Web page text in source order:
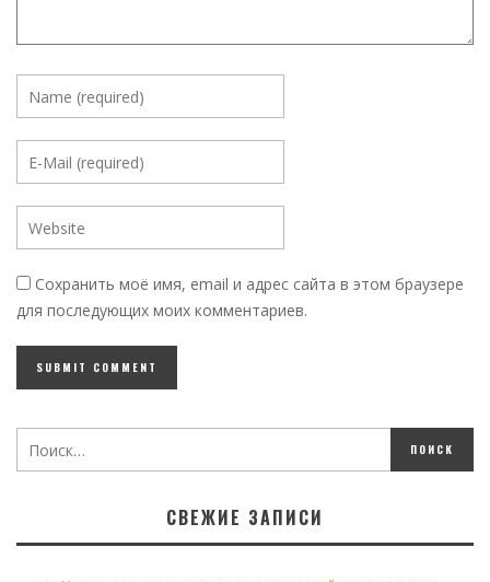
Сохранить моё имя, email и адрес сайта в этом браузере
для последующих моих комментариев.
СВЕЖИЕ ЗАПИСИ